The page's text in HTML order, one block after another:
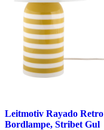
Leitmotiv Rayado Retro
Bordlampe, Stribet Gul